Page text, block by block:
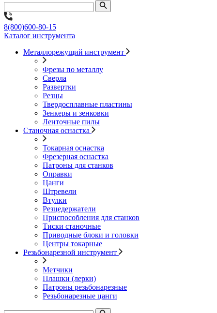
8(800)600-80-15
Каталог инструмента
Металлорежущий инструмент
Фрезы по металлу
Сверла
Развертки
Резцы
Твердосплавные пластины
Зенкеры и зенковки
Ленточные пилы
Станочная оснастка
Токарная оснастка
Фрезерная оснастка
Патроны для станков
Оправки
Цанги
Штревели
Втулки
Резцедержатели
Приспособления для станков
Тиски станочные
Приводные блоки и головки
Центры токарные
Резьбонарезной инструмент
Метчики
Плашки (лерки)
Патроны резьбонарезные
Резьбонарезные цанги